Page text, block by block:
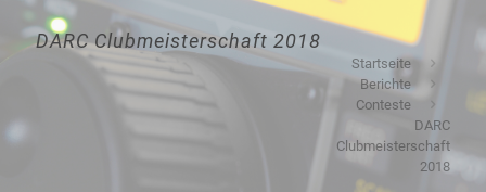
DARC Clubmeisterschaft 2018
Startseite
Berichte
Conteste
DARC
Clubmeisterschaft
2018